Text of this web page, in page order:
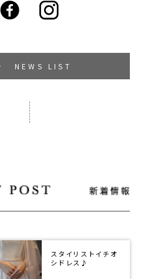
NEWS LIST
スタイリストイチオ
シドレス♪